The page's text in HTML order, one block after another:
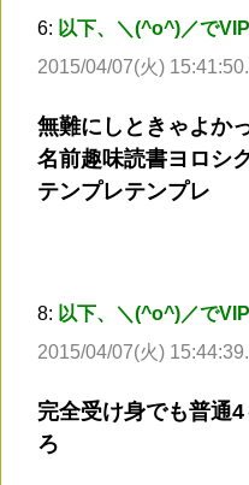
6: 以下、＼(^o^)／で
2015/04/07(火)
無難にしときゃよか
名前趣味読書ヨロシ
テンプレテンプレ
8: 以下、＼(^o^)／で
2015/04/07(火)
完全受け身でも普通
ろ